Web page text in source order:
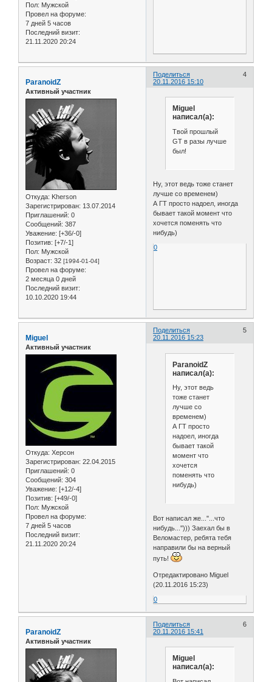
Пол: Мужской
Провел на форуме:
7 дней 5 часов
Последний визит:
21.11.2020 20:24
Поделиться
4
20.11.2016 15:10
ParanoidZ
Активный участник
Откуда: Kherson
Зарегистрирован: 13.07.2014
Приглашений: 0
Сообщений: 387
Уважение: [+36/-0]
Позитив: [+7/-1]
Пол: Мужской
Возраст: 32 [1994-01-04]
Провел на форуме:
2 месяца 0 дней
Последний визит:
10.10.2020 19:44
Miguel
написал(а):
Твой прошлый
GT в разы лучше
был!
Ну, этот ведь тоже станет
лучше со временем)
А ГТ просто надоел, иногда
бывает такой момент что
хочется поменять что
нибудь)
0
Поделиться
5
20.11.2016 15:23
Miguel
Активный участник
Откуда: Херсон
Зарегистрирован: 22.04.2015
Приглашений: 0
Сообщений: 304
Уважение: [+12/-4]
Позитив: [+49/-0]
Пол: Мужской
Провел на форуме:
7 дней 5 часов
Последний визит:
21.11.2020 20:24
ParanoidZ
написал(а):
Ну, этот ведь
тоже станет
лучше со
временем)
А ГТ просто
надоел, иногда
бывает такой
момент что
хочется
поменять что
нибудь)
Вот написал же...''...что
нибудь...''))) Заехал бы в
Веломастер, ребята тебя
направили бы на верный
путь!
Отредактировано Miguel
(20.11.2016 15:23)
0
Поделиться
6
20.11.2016 15:41
ParanoidZ
Активный участник
Miguel
написал(а):